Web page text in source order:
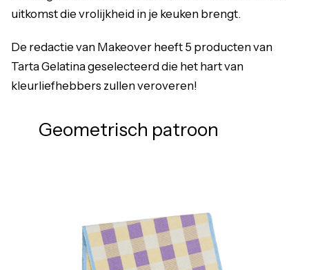
uitkomst die vrolijkheid in je keuken brengt.
De redactie van Makeover heeft 5 producten van
Tarta Gelatina geselecteerd die het hart van
kleurliefhebbers zullen veroveren!
Geometrisch patroon